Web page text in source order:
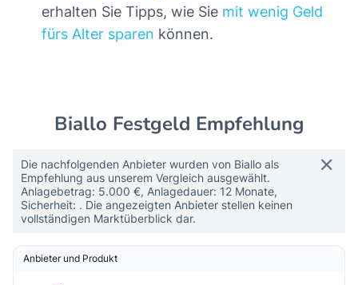
erhalten Sie Tipps, wie Sie mit wenig Geld
fürs Alter sparen können.
Biallo Festgeld Empfehlung
Die nachfolgenden Anbieter wurden von Biallo als
Empfehlung aus unserem Vergleich ausgewählt.
Anlagebetrag: 5.000 €, Anlagedauer: 12 Monate,
Sicherheit: . Die angezeigten Anbieter stellen keinen
vollständigen Marktüberblick dar.
Anbieter und Produkt